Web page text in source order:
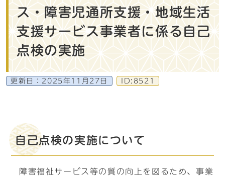
ス・障害児通所支援・地域生活
支援サービス事業者に係る自己
点検の実施
更新日： 2025年11月27日 ID:8521
自己点検の実施について
障害福祉サービス等の質の向上を図るため、事業